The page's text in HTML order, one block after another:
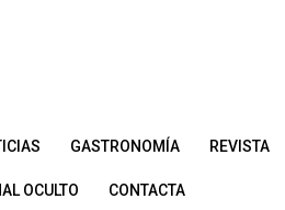
GASTRONOMÍA REVISTA
OCULTO CONTACTA